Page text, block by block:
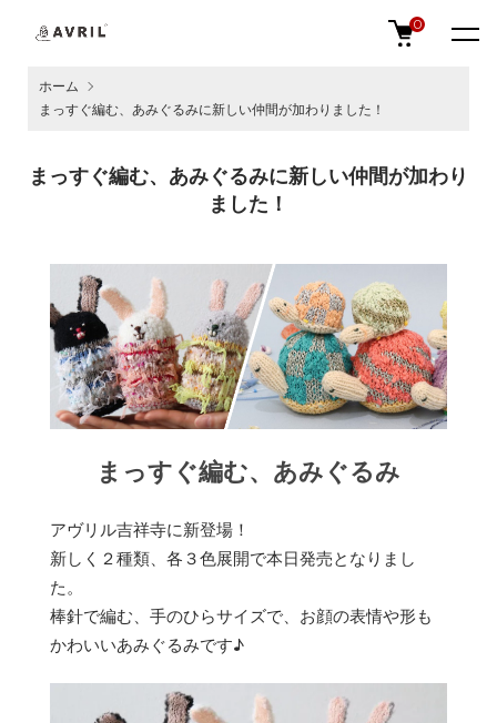
0
ホーム
まっすぐ編む、あみぐるみに新しい仲間が加わりました！
まっすぐ編む、あみぐるみに新しい仲間が加わり
ました！
まっすぐ編む、あみぐるみ
アヴリル吉祥寺に新登場！
新しく２種類、各３色展開で本日発売となりまし
た。
棒針で編む、手のひらサイズで、お顔の表情や形も
かわいいあみぐるみです♪